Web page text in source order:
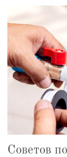
Советов